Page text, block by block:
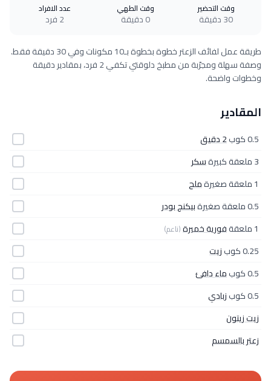
وقت التحضير
30 دقيقة
وقت الطهي
0 دقيقة
عدد الافراد
2 فرد
طريقة عمل لفائف الزعتر خطوة بخطوة بـ10 مكونات وفي 30 دقيقة فقط.
وصفة سهلة ومجرّبة من مطبخ دلوقتي تكفي 2 فرد، بمقادير دقيقة
وخطوات واضحة.
المقادير
0.5 كوب
2 دقيق
3 ملعقة كبيرة
سكر
1 ملعقة صغيرة
ملح
0.5 ملعقة صغيرة
بيكنج بودر
1 ملعقة
فورية خميرة(ناعم)
0.25 كوب
زيت
0.5 كوب
ماء دافئ
0.5 كوب
زبادي
زيت زيتون
زعتر بالسمسم